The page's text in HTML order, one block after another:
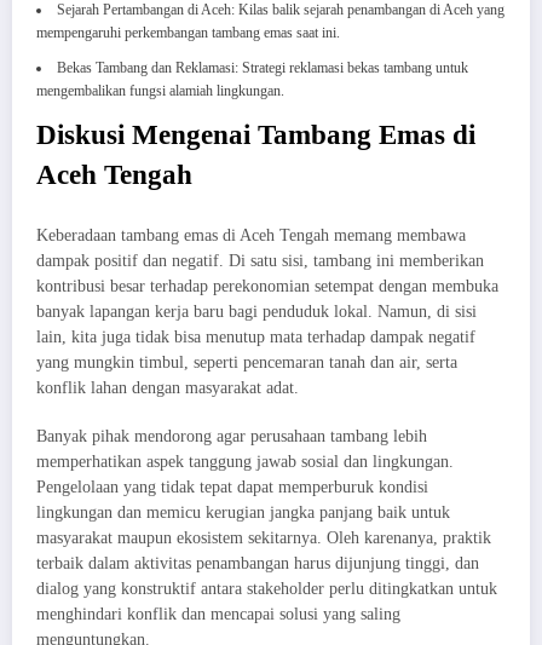
Sejarah Pertambangan di Aceh: Kilas balik sejarah penambangan di Aceh yang
mempengaruhi perkembangan tambang emas saat ini.
Bekas Tambang dan Reklamasi: Strategi reklamasi bekas tambang untuk
mengembalikan fungsi alamiah lingkungan.
Diskusi Mengenai Tambang Emas di
Aceh Tengah
Keberadaan tambang emas di Aceh Tengah memang membawa
dampak positif dan negatif. Di satu sisi, tambang ini memberikan
kontribusi besar terhadap perekonomian setempat dengan membuka
banyak lapangan kerja baru bagi penduduk lokal. Namun, di sisi
lain, kita juga tidak bisa menutup mata terhadap dampak negatif
yang mungkin timbul, seperti pencemaran tanah dan air, serta
konflik lahan dengan masyarakat adat.
Banyak pihak mendorong agar perusahaan tambang lebih
memperhatikan aspek tanggung jawab sosial dan lingkungan.
Pengelolaan yang tidak tepat dapat memperburuk kondisi
lingkungan dan memicu kerugian jangka panjang baik untuk
masyarakat maupun ekosistem sekitarnya. Oleh karenanya, praktik
terbaik dalam aktivitas penambangan harus dijunjung tinggi, dan
dialog yang konstruktif antara stakeholder perlu ditingkatkan untuk
menghindari konflik dan mencapai solusi yang saling
menguntungkan.